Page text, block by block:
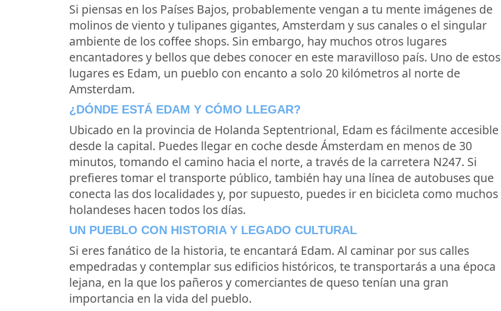
Si piensas en los Países Bajos, probablemente vengan a tu mente imágenes de
molinos de viento y tulipanes gigantes, Amsterdam y sus canales o el singular
ambiente de los coffee shops. Sin embargo, hay muchos otros lugares
encantadores y bellos que debes conocer en este maravilloso país. Uno de estos
lugares es Edam, un pueblo con encanto a solo 20 kilómetros al norte de
Amsterdam.
¿DÓNDE ESTÁ EDAM Y CÓMO LLEGAR?
Ubicado en la provincia de Holanda Septentrional, Edam es fácilmente accesible
desde la capital. Puedes llegar en coche desde Ámsterdam en menos de 30
minutos, tomando el camino hacia el norte, a través de la carretera N247. Si
prefieres tomar el transporte público, también hay una línea de autobuses que
conecta las dos localidades y, por supuesto, puedes ir en bicicleta como muchos
holandeses hacen todos los días.
UN PUEBLO CON HISTORIA Y LEGADO CULTURAL
Si eres fanático de la historia, te encantará Edam. Al caminar por sus calles
empedradas y contemplar sus edificios históricos, te transportarás a una época
lejana, en la que los pañeros y comerciantes de queso tenían una gran
importancia en la vida del pueblo.